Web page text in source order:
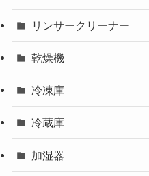
リンサークリーナー
乾燥機
冷凍庫
冷蔵庫
加湿器